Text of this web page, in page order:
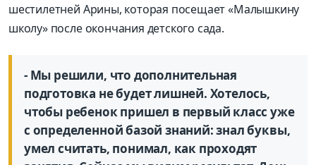
шестилетней Арины, которая посещает «Малышкину
школу» после окончания детского сада.
- Мы решили, что дополнительная
подготовка не будет лишней. Хотелось,
чтобы ребенок пришел в первый класс уже
с определенной базой знаний: знал буквы,
умел считать, понимал, как проходят